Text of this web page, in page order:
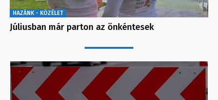
HAZÁNK - KÖZÉLET
Júliusban már parton az önkéntesek